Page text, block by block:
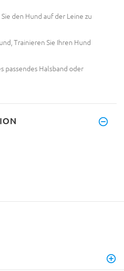
den Hund auf der Leine zu
Trainieren Sie Ihren Hund
passendes Halsband oder